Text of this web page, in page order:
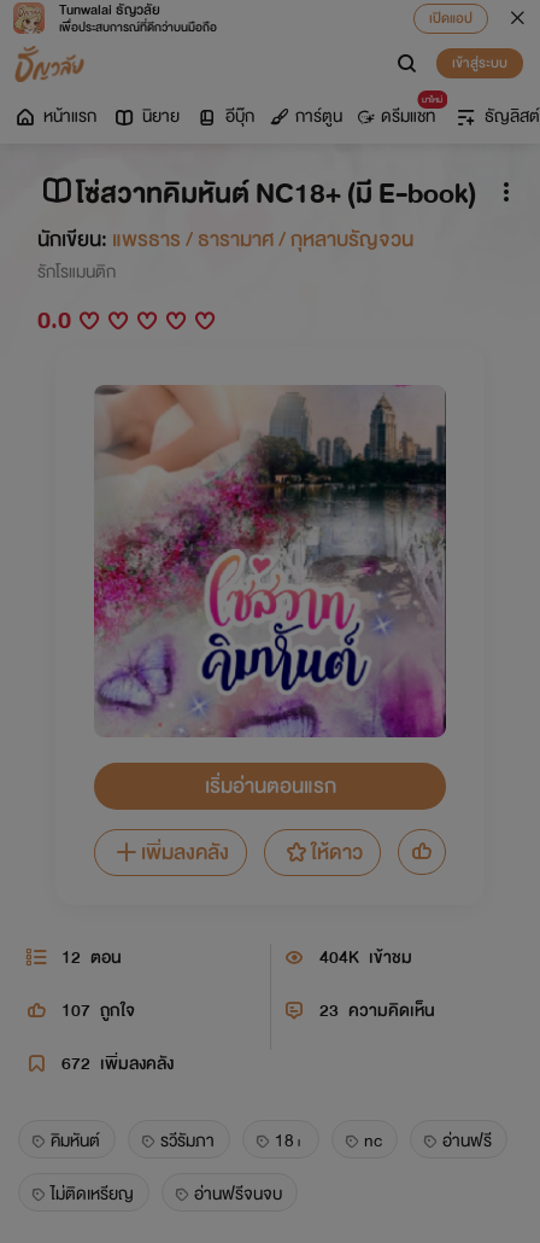
Tunwalai ธัญวลัย
เพื่อประสบการณ์ที่ดีกว่าบนมือถือ
เปิดแอป
เข้าสู่ระบบ
หน้าแรก นิยาย อีบุ๊ก การ์ตูน
มาใหม่
ดรีมแชท ธัญลิสต์
โซ่สวาทคิมหันต์ NC18+ (มี E-book)
นักเขียน: แพรธาร / ธารามาศ / กุหลาบรัญจวน
รักโรแมนติก
0.0
เริ่มอ่านตอนแรก
เพิ่มลงคลัง
ให้ดาว
12 ตอน 404K เข้าชม
107 ถูกใจ 23 ความคิดเห็น
672 เพิ่มลงคลัง
คิมหันต์ รวีรัมภา 18+ nc
อ่านฟรี
ไม่ติดเหรียญ
อ่านฟรีจนจบ